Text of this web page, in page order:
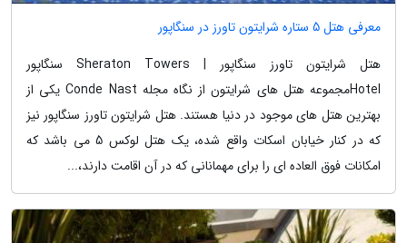
معرفی هتل 5 ستاره شرایتون تاورز در سنگاپور
هتل شرایتون تاورز سنگاپور | Sheraton Towers سنگاپور
Hotelمجموعه هتل های شرایتون از نگاه مجله Conde Nast یکی از
بهترین هتل های موجود در دنیا هستند. هتل شرایتون تاورز سنگاپور نیز
که در کنار خیابان اسکات واقع شده، یک هتل لوکس 5 می باشد که
امکانات فوق العاده ای را برای مهمانانی که در آن اقامت دارند،...